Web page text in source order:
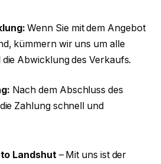
Wenn Sie mit dem Angebot
kümmern wir uns um alle
Abwicklung des Verkaufs.
Nach dem Abschluss des
Zahlung schnell und
Landshut– Mit uns ist der